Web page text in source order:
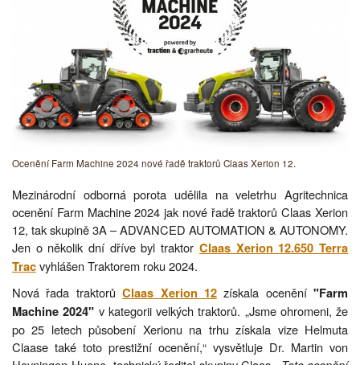
Ocenění Farm Machine 2024 nové řadě traktorů Claas Xerion 12.
Mezinárodní odborná porota udělila na veletrhu Agritechnica
ocenění Farm Machine 2024 jak nové řadě traktorů Claas Xerion
12, tak skupině 3A – ADVANCED AUTOMATION & AUTONOMY.
Jen o několik dní dříve byl traktor Claas Xerion 12.650 Terra
Tracvyhlášen Traktorem roku 2024.
Nová řada traktorůClaas Xerion 12získala ocenění "Farm
Machine 2024" v kategorii velkých traktorů. „Jsme ohromeni, že
po 25 letech působení Xerionu na trhu získala vize Helmuta
Claase také toto prestižní ocenění,“ vysvětluje Dr. Martin von